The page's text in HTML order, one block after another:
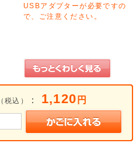
USBアダプターが必要ですの
で、ご注意ください。
（税込） ： 1,120 円